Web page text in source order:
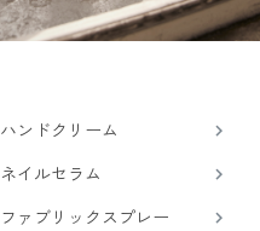
ハンドクリーム
ネイルセラム
ファブリックスプレー